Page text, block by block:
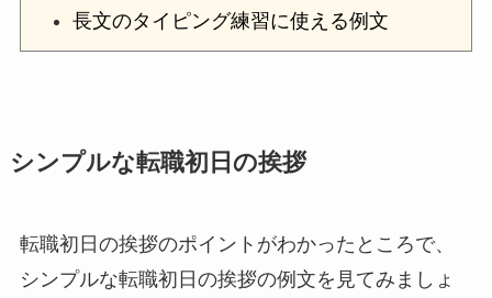
長文のタイピング練習に使える例文
シンプルな転職初日の挨拶
転職初日の挨拶のポイントがわかったところで、
シンプルな転職初日の挨拶の例文を見てみましょ